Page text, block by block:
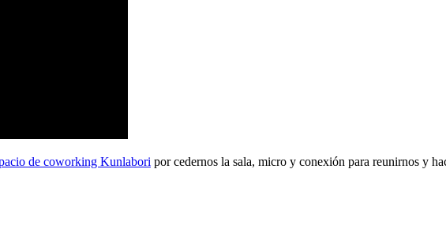
de coworking Kunlabori por cedernos la sala, micro y conexión para reunirnos y